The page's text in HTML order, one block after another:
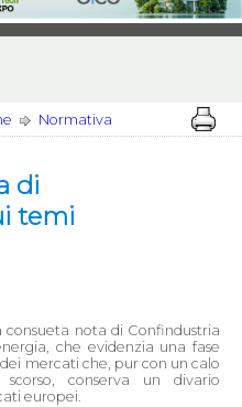
Normativa
di
temi
nota di Confindustria
che evidenzia una fase
mercati che, pur con un calo
conserva un divario
europei.